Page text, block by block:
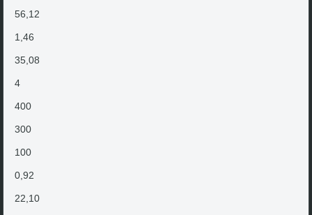
56,12
1,46
35,08
4
400
300
100
0,92
22,10